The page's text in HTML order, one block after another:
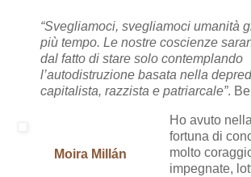
“Svegliamoci, svegliamoci umanità
più tempo. Le nostre coscienze
dal fatto di stare solo contemplando
l’autodistruzione basata nella
capitalista, razzista e patriarcale”.
Moira Millán
Ho avuto
fortuna di
molto
impegnate,